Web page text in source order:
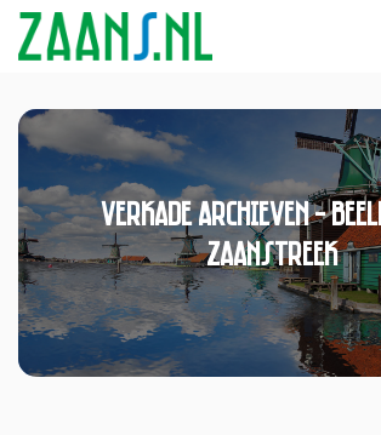
verkade Archieven -
Zaanstreek